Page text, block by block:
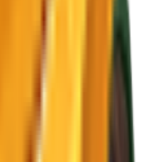
jednocześnie?